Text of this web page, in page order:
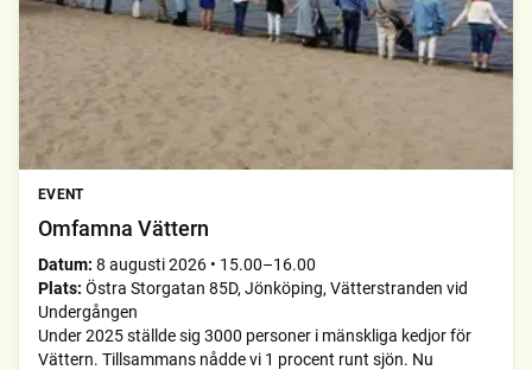
EVENT
Omfamna Vättern
Datum: 8 augusti 2026 • 15.00–16.00
Plats: Östra Storgatan 85D, Jönköping, Vätterstranden vid
Undergången
Under 2025 ställde sig 3000 personer i mänskliga kedjor för
Vättern. Tillsammans nådde vi 1 procent runt sjön. Nu